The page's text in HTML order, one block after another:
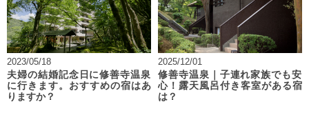
2023/05/18
夫婦の結婚記念日に修善寺温泉
に行きます。おすすめの宿はあ
りますか？
2025/12/01
修善寺温泉｜子連れ家族でも安
心！露天風呂付き客室がある宿
は？